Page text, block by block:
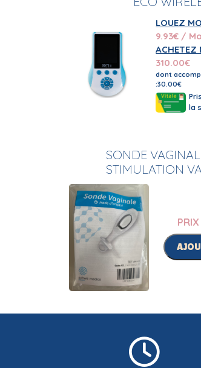
LOUEZ
9.93€ /
ACHETEZ
310.00€
dont
:30.00€
la
SONDE
STIMULATION